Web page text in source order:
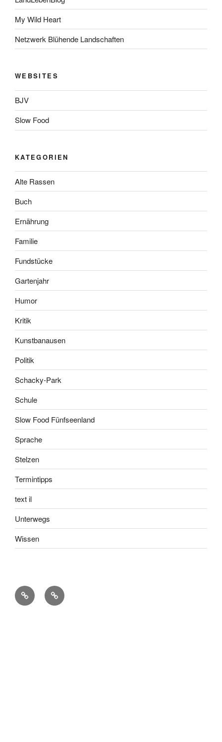
My Wild Heart
Netzwerk Blühende Landschaften
WEBSITES
BJV
Slow Food
KATEGORIEN
Alte Rassen
Buch
Ernährung
Familie
Fundstücke
Gartenjahr
Humor
Kritik
Kunstbanausen
Politik
Schacky-Park
Schule
Slow Food Fünfseenland
Sprache
Stelzen
Termintipps
text il
Unterwegs
Wissen
ImpressumMeine
AGB